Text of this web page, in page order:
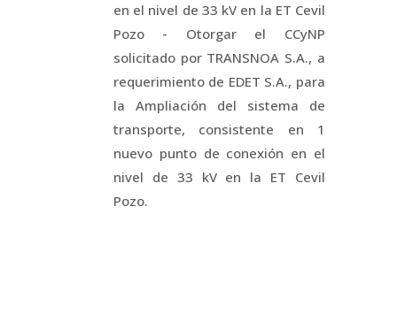
en el nivel de 33 kV en la ET Cevil
Pozo - Otorgar el CCyNP
solicitado por TRANSNOA S.A., a
requerimiento de EDET S.A., para
la Ampliación del sistema de
transporte, consistente en 1
nuevo punto de conexión en el
nivel de 33 kV en la ET Cevil
Pozo.